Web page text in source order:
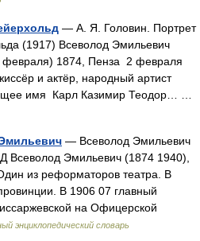
— А. Я. Головин. Портрет
(1917) Всеволод Эмильевич
февраля) 1874, Пенза 2 февраля
и актёр, народный артист
имя Карл Казимир Теодор… …
— Всеволод Эмильевич
Эмильевич (1874 1940),
из реформаторов театра. В
В 1906 07 главный
на Офицерской
энциклопедический словарь